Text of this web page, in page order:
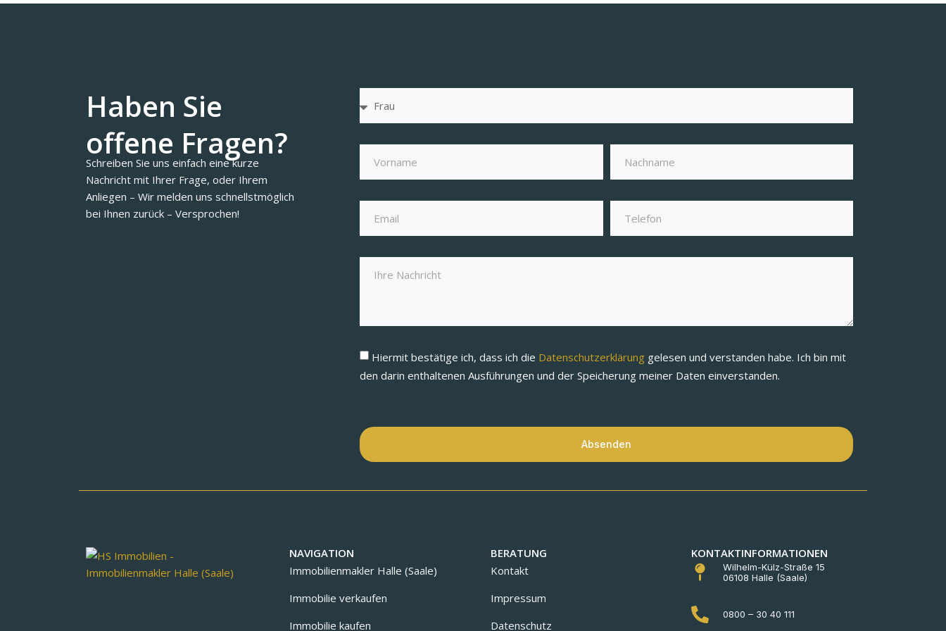
Haben Sie
offene Fragen?
Schreiben Sie uns einfach eine kurze
Nachricht mit Ihrer Frage, oder Ihrem
Anliegen – Wir melden uns schnellstmöglich
bei Ihnen zurück – Versprochen!
Hiermit bestätige ich, dass ich die Datenschutzerklärung gelesen und verstanden habe. Ich bin mit
den darin enthaltenen Ausführungen und der Speicherung meiner Daten einverstanden.
Absenden
NAVIGATION
Immobilienmakler Halle (Saale)
Immobilie verkaufen
Immobilie kaufen
BERATUNG
Kontakt
Impressum
Datenschutz
KONTAKTINFORMATIONEN
Wilhelm-Külz-Straße 15
06108 Halle (Saale)
0800 – 30 40 111